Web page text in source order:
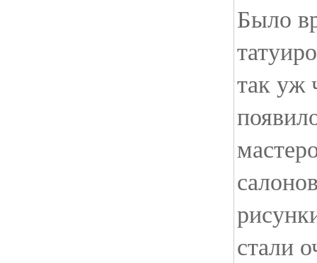
Было
так уж
стали